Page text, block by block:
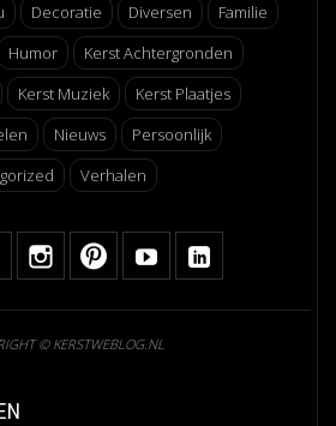
Decoratie Diversen
Familie
Humor
Kerst Achtergronden
Kerst Muziek
Kerst Plaatjes
Nieuws
Persoonlijk
Verhalen
© KERSTWEBLOG.NL